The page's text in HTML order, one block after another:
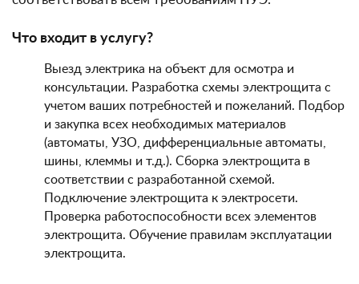
Что входит в услугу?
Выезд электрика на объект для осмотра и
консультации. Разработка схемы электрощита с
учетом ваших потребностей и пожеланий. Подбор
и закупка всех необходимых материалов
(автоматы, УЗО, дифференциальные автоматы,
шины, клеммы и т.д.). Сборка электрощита в
соответствии с разработанной схемой.
Подключение электрощита к электросети.
Проверка работоспособности всех элементов
электрощита. Обучение правилам эксплуатации
электрощита.